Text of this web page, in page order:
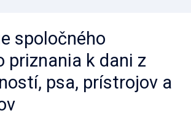
spoločného
priznania k dani z
psa, prístrojov a